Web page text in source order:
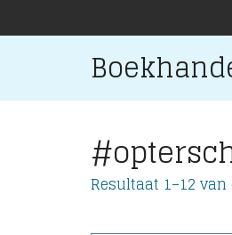
Resultaat 1–12